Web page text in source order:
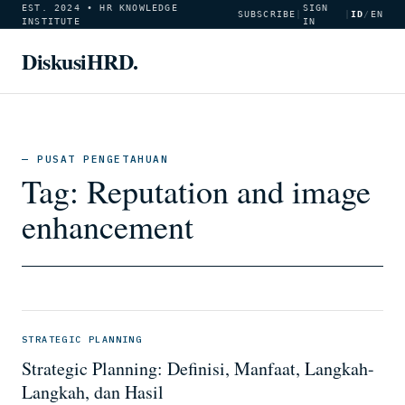
EST. 2024 • HR KNOWLEDGE
INSTITUTE
SUBSCRIBE
SIGN
IN
ID/ EN
DiskusiHRD.
— PUSAT PENGETAHUAN
Tag: Reputation and image
enhancement
STRATEGIC PLANNING
Strategic Planning: Definisi, Manfaat, Langkah-
Langkah, dan Hasil